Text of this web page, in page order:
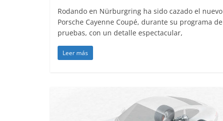
Rodando en Nürburgring ha sido cazado el nuevo
Porsche Cayenne Coupé, durante su programa de
pruebas, con un detalle espectacular,
Leer más